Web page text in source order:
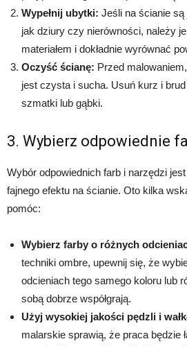
Wypełnij ubytki: Jeśli na ścianie
jak dziury czy nierówności, należy
materiałem i dokładnie wyrównać
Oczyść ścianę: Przed
jest czysta i sucha. Usuń kurz i
szmatki lub gąbki.
3. Wybierz odpowiednie
Wybór odpowiednich farb i narzędzi
fajnego efektu na ścianie. Oto kilka
pomóc:
Wybierz farby o różnych
techniki ombre, upewnij się, że
odcieniach tego samego koloru lub
sobą dobrze współgrają.
Użyj wysokiej jakości pędzli i
malarskie sprawią, że praca będzie